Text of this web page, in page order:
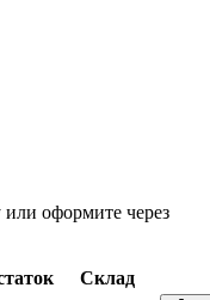
или оформите через
Склад